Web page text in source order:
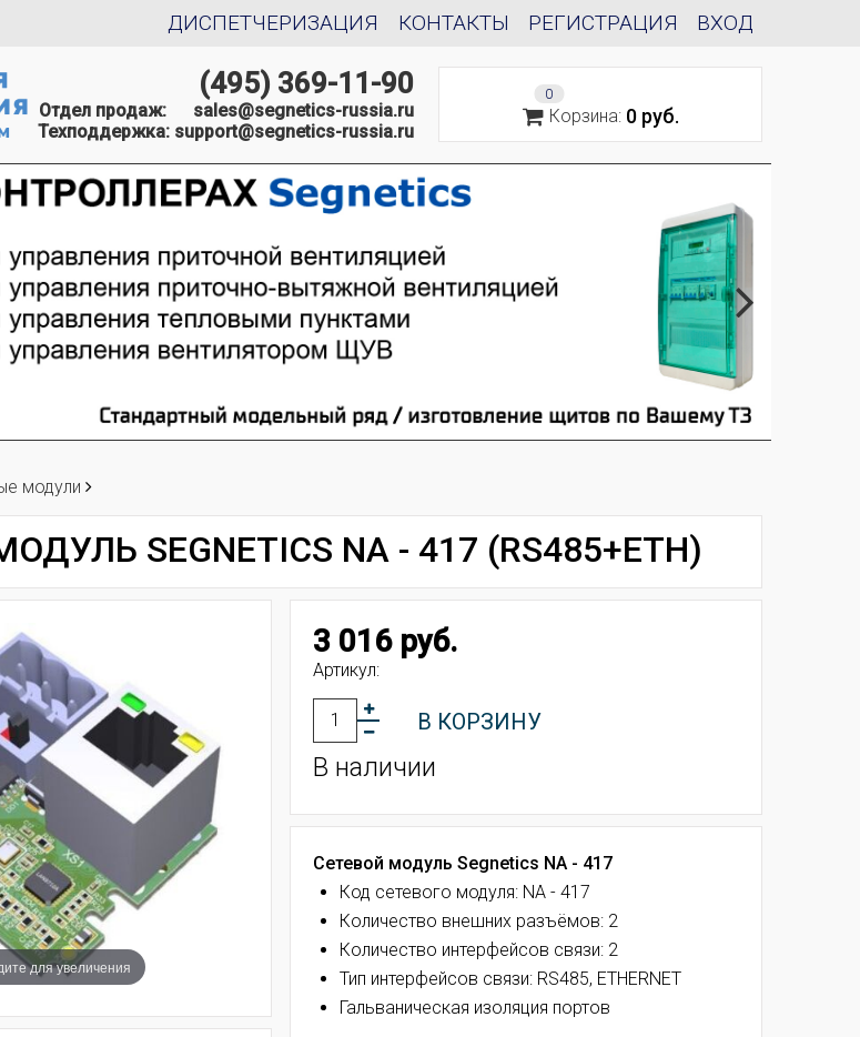
ВХОД
РЕГИСТРАЦИЯ
КОНТАКТЫ
ДИСПЕТЧЕРИЗАЦИЯ
(495) 369-11-90
Отдел продаж: sales@segnetics-russia.ru
Техподдержка: support@segnetics-russia.ru
0
Корзина: 0 руб.
модули
SEGNETICS NA - 417 (RS485+ETH)
для увеличения
3 016 руб.
Артикул:
В КОРЗИНУ
В наличии
Сетевой модуль Segnetics NA - 417
Код сетевого модуля: NA - 417
Количество внешних разъёмов: 2
Количество интерфейсов связи: 2
Тип интерфейсов связи: RS485, ETHERNET
Гальваническая изоляция портов